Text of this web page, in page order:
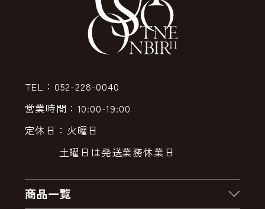
TEL：052-228-0040
営業時間：10:00-19:00
定休日：火曜日
土曜日は発送業務休業日
商品一覧